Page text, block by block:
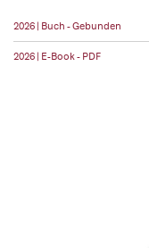
2026 | Buch - Gebunden
2026 | E-Book - PDF